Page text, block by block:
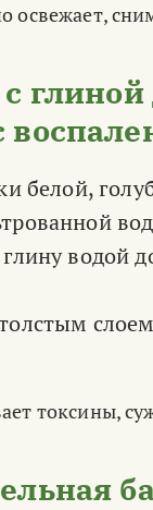
освежает,
белой,
глину водой
токсины,